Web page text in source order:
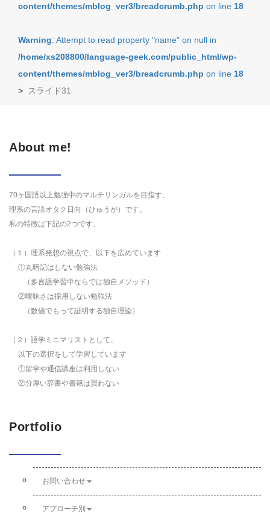
content/themes/mblog_ver3/breadcrumb.php on line 18
Warning: Attempt to read property "name" on null in
/home/xs208800/language-geek.com/public_html/wp-
content/themes/mblog_ver3/breadcrumb.php on line 18
>
スライド31
About me!
70ヶ国語以上勉強中のマルチリンガルを目指す、
理系の言語オタク日向（ひゅうが）です。
私の特徴は下記の2つです。
（１）理系発想の視点で、以下を広めています
①丸暗記はしない勉強法
（多言語学習中ならでは独自メソッド）
②曖昧さは採用しない勉強法
（数値でもって証明する独自理論）
（２）語学ミニマリストとして、
以下の選択をして学習しています
①留学や通信講座は利用しない
②分厚い辞書や書籍は買わない
Portfolio
お問い合わせ
アプローチ別